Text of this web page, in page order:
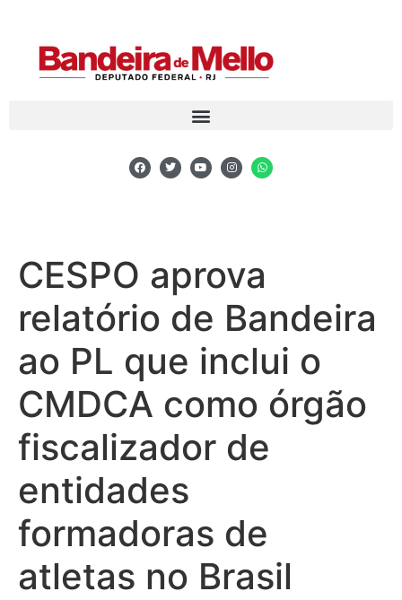
CESPO aprova
relatório de Bandeira
ao PL que inclui o
CMDCA como órgão
fiscalizador de
entidades
formadoras de
atletas no Brasil